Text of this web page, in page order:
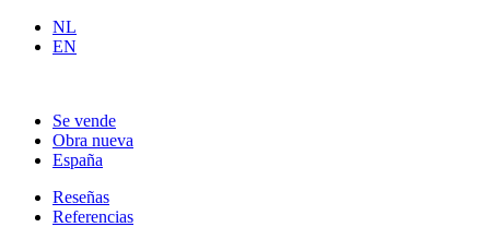
NL
EN
Se vende
Obra nueva
España
Reseñas
Referencias